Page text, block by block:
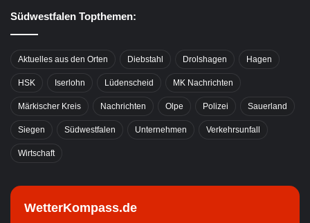
Südwestfalen Topthemen:
Aktuelles aus den Orten Diebstahl Drolshagen Hagen
HSK Iserlohn Lüdenscheid MK Nachrichten
Märkischer Kreis Nachrichten Olpe Polizei Sauerland
Siegen Südwestfalen Unternehmen Verkehrsunfall
Wirtschaft
WetterKompass.de